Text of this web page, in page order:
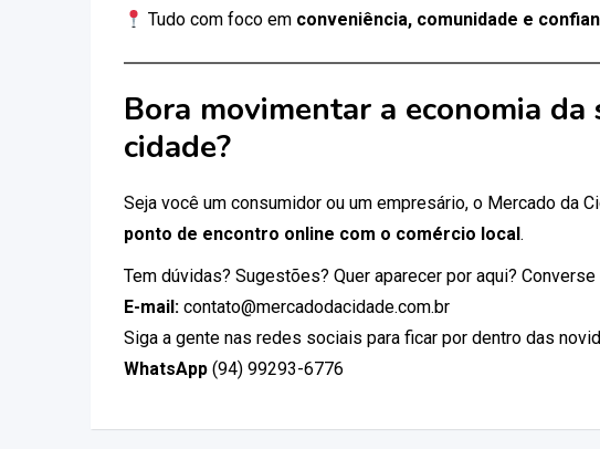
Tudo com foco em conveniência, comunidade e
Bora movimentar a economia da
cidade?
Seja você um consumidor ou um empresário, o Mercado da
ponto de encontro online com o comércio local.
Tem dúvidas? Sugestões? Quer aparecer por aqui?
E-mail: contato@mercadodacidade.com.br
Siga a gente nas redes sociais para ficar por dentro das
WhatsApp (94) 99293-6776